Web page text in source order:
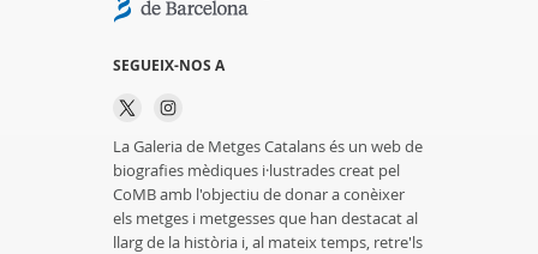
SEGUEIX-NOS A
La Galeria de Metges Catalans és un web de
biografies mèdiques i·lustrades creat pel
CoMB amb l'objectiu de donar a conèixer
els metges i metgesses que han destacat al
llarg de la història i, al mateix temps, retre'ls